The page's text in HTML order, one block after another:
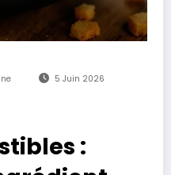
5 Juin 2026
: